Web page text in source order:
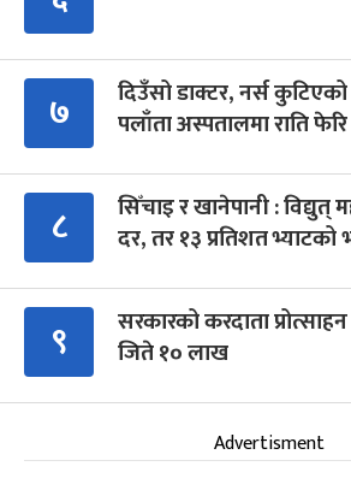
७
दिउँसो डाक्टर, नर्स
पलाँता अस्पतालमा राति
८
सिँचाइ र खानेपानी :
दर, तर १३ प्रतिशत भ्याटको
९
सरकारको करदाता
जिते १० लाख
Advertisment